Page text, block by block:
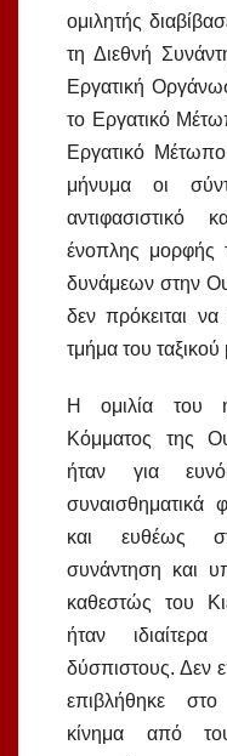
ομιλητής
τη Διεθνή
Εργατική
το Εργατικό
Εργατικό
μήνυμα οι
αντιφασιστικό
ένοπλης μορφής
δυνάμεων στην
δεν πρόκειται να
τμήμα του
Η ομιλία του
Κόμματος της
ήταν για
συναισθηματικά
και ευθέως
συνάντηση και
καθεστώς του
ήταν
δύσπιστους. Δεν
επιβλήθηκε στο
κίνημα από